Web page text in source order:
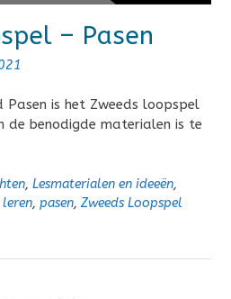
– Pasen
Pasen is het Zweeds loopspel
de benodigde materialen is te
, Lesmaterialen en ideeën,
leren, pasen, Zweeds Loopspel